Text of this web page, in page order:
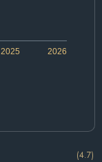
2026
2025
(4.7)